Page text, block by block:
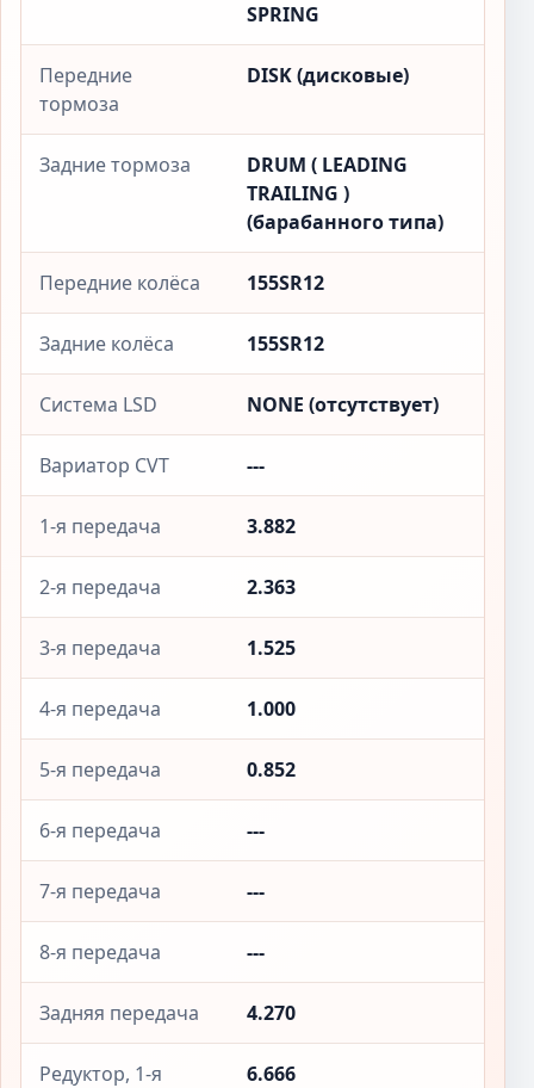
SPRING
Передние
тормоза
DISK (дисковые)
Задние тормоза
DRUM ( LEADING
TRAILING )
(барабанного типа)
Передние колёса 155SR12
Задние колёса 155SR12
Система LSD NONE (отсутствует)
Вариатор CVT ---
1-я передача 3.882
2-я передача 2.363
3-я передача 1.525
4-я передача 1.000
5-я передача 0.852
6-я передача ---
7-я передача ---
8-я передача ---
Задняя передача 4.270
Редуктор, 1-я
6.666